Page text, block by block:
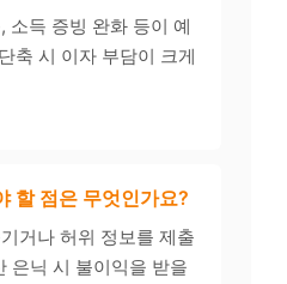
소득 증빙 완화 등이 예
축 시 이자 부담이 크게
할 점은 무엇인가요?
거나 허위 정보를 제출
은닉 시 불이익을 받을